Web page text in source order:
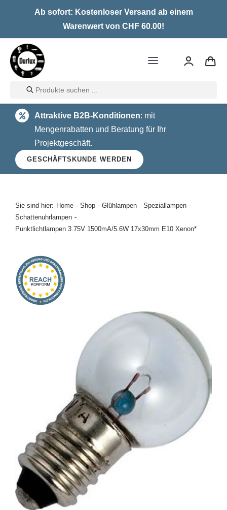
Ab sofort: Kostenloser Versand ab einem
Warenwert von CHF 60.00!
Toggle
Home
LED
Halogen
Glühlampen
Kontakt
Products
search
Attraktive B2B-Konditionen: mit
Mengenrabatten und Beratung für Ihr
Projektgeschäft.
GESCHÄFTSKUNDE WERDEN
Sie sind hier: Home Shop Glühlampen
Speziallampen
Schattenuhrlampen
Punktlichtlampen 3.75V 1500mA/5.6W 17x30mm E10 Xenon*